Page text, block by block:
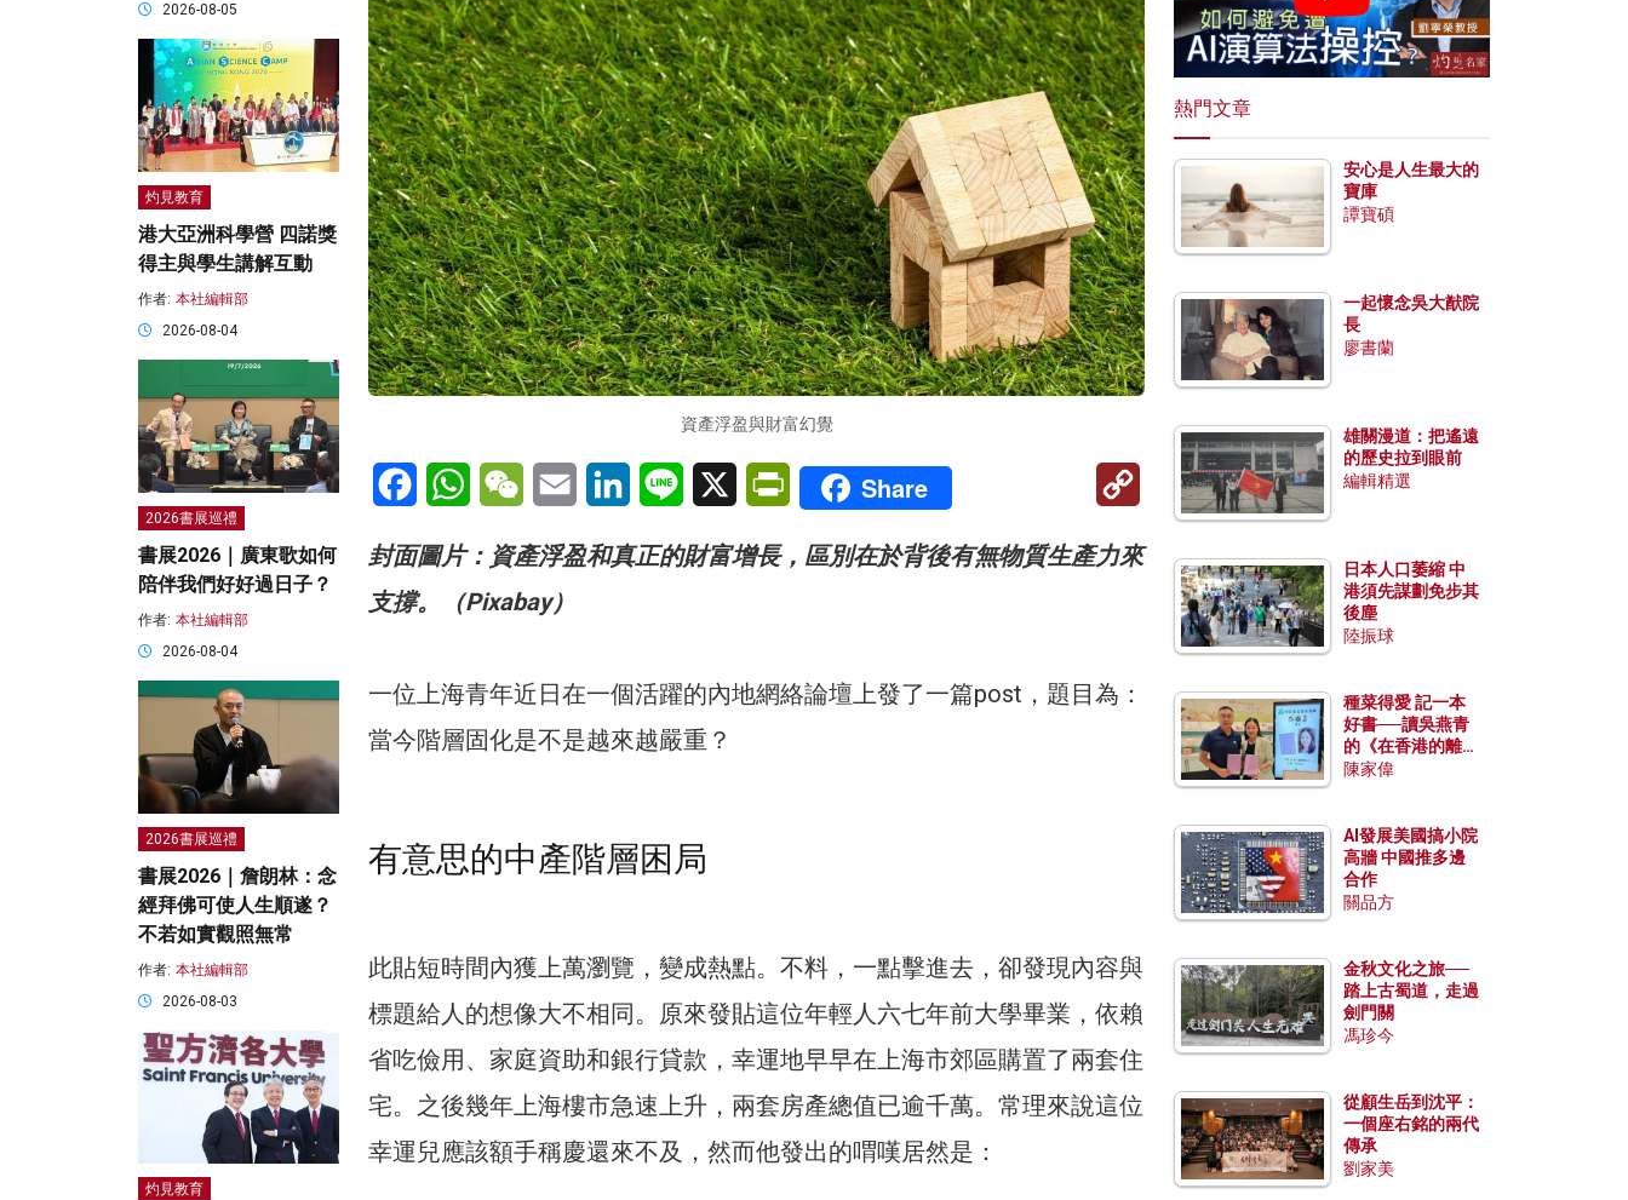
資產浮盈與財富幻覺
FacebookWhatsAppWeChatEmail LinkedInLine X PrintFriendly
Share
Copy
封面圖片：資產浮盈和真正的財富增長，區別在於背後有無物質生產力來
支撐。（Pixabay）
一位上海青年近日在一個活躍的內地網絡論壇上發了一篇post，題目為：
當今階層固化是不是越來越嚴重？
有意思的中產階層困局
此貼短時間內獲上萬瀏覽，變成熱點。不料，一點擊進去，卻發現內容與
標題給人的想像大不相同。原來發貼這位年輕人六七年前大學畢業，依賴
省吃儉用、家庭資助和銀行貸款，幸運地早早在上海市郊區購置了兩套住
宅。之後幾年上海樓市急速上升，兩套房產總值已逾千萬。常理來說這位
幸運兒應該額手稱慶還來不及，然而他發出的喟嘆居然是：
2026-08-05
灼見教育
港大亞洲科學營 四諾獎
得主與學生講解互動
作者: 本社編輯部
2026-08-04
2026書展巡禮
書展2026｜廣東歌如何
陪伴我們好好過日子？
作者: 本社編輯部
2026-08-04
2026書展巡禮
書展2026｜詹朗林：念
經拜佛可使人生順遂？
不若如實觀照無常
作者: 本社編輯部
2026-08-03
灼見教育
熱門文章
安心是人生最大的
寶庫
譚寶碩
一起懷念吳大猷院
長
廖書蘭
雄關漫道：把遙遠
的歷史拉到眼前
編輯精選
日本人口萎縮 中
港須先謀劃免步其
後塵
陸振球
種菜得愛 記一本
好書──讀吳燕青
的《在香港的離島
種菜》
陳家偉
AI發展美國搞小院
高牆 中國推多邊
合作
關品方
金秋文化之旅──
踏上古蜀道，走過
劍門關
馮珍今
從顧生岳到沈平：
一個座右銘的兩代
傳承
劉家美